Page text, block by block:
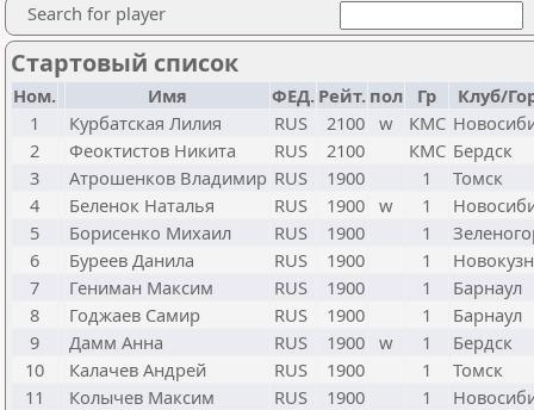
Search for player
Стартовый список
Ном. Имя ФЕД. Рейт. пол Гр
Клуб/
1
Курбатская Лилия RUS 2100 w КМС
2
Феоктистов Никита RUS 2100 КМС Бердск
3
Атрошенков Владимир RUS 1900 1
Томск
4
Беленок Наталья RUS 1900 w 1
5
Борисенко Михаил RUS 1900 1
6
Буреев Данила RUS 1900 1
7
Гениман Максим RUS 1900 1
Барнаул
8
Годжаев Самир RUS 1900 1
Барнаул
9
Дамм Анна RUS 1900 w 1
Бердск
10
Калачев Андрей RUS 1900 1
Томск
11
Колычев Максим RUS 1900 1